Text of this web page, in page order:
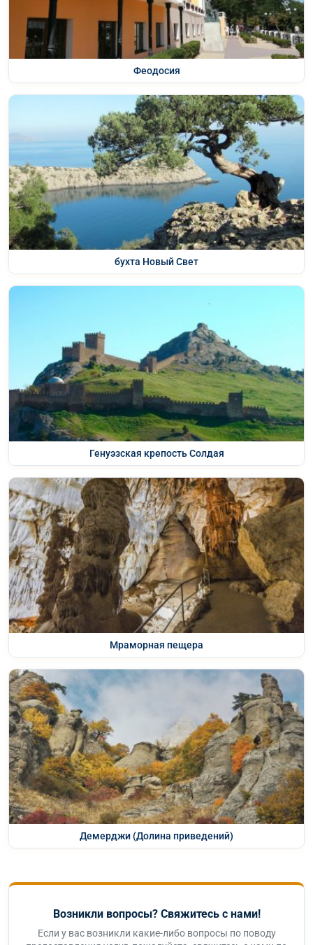
Феодосия
бухта Новый Свет
Генуэзская крепость Солдая
Мраморная пещера
Демерджи (Долина приведений)
Возникли вопросы? Свяжитесь с нами!
Если у вас возникли какие-либо вопросы по поводу